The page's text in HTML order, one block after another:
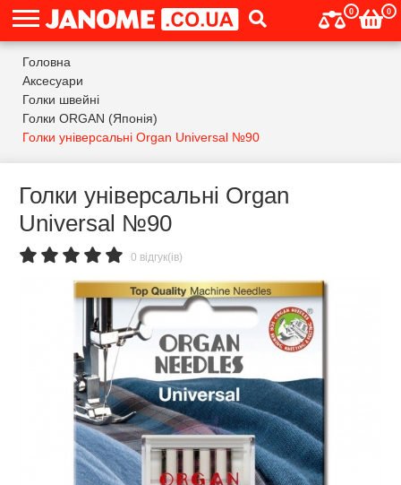
0 0
Головна
Аксесуари
Голки швейні
Голки ORGAN (Японія)
Голки універсальні Organ Universal №90
Голки універсальні Organ
Universal №90
0 відгук(ів)